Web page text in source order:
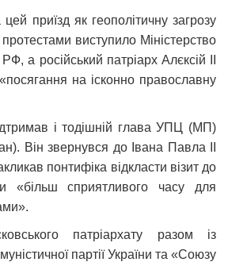
приїзд як геополітичну загрозу
виступило Міністерство
а російський патріарх Алєксій ІІ
на ісконно православну
і тодішній глава УПЦ (МП)
Він звернувся до Івана Павла ІІ
понтифіка відкласти візит до
«більш сприятливого часу для
патріархату разом із
партії України та «Союзу